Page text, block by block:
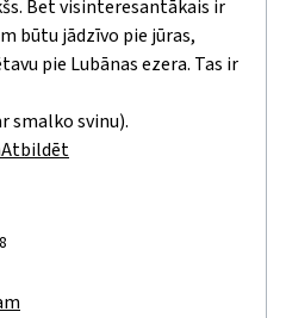
Bet visinteresantākais ir
būtu jādzīvo pie jūras,
pie Lubānas ezera. Tas ir
smalko svinu).
Atbildēt